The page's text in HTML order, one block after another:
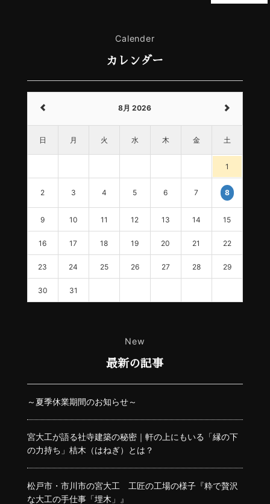
Calender
カレンダー
8月 2026
日 月 火 水 木 金 土
1
2 3 4 5 6 7 8
9 10 11 12 13 14 15
16 17 18 19 20 21 22
23 24 25 26 27 28 29
30 31
New
最新の記事
～夏季休業期間のお知らせ～
宮大工が語る社寺建築の秘密｜軒の上にもいる「縁の下
の力持ち」桔木（はねぎ）とは？
松戸市・市川市の宮大工 工匠の工場の様子『粋で贅沢
な大工の手仕事「埋木」』